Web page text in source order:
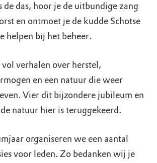
de das, hoor je de uitbundige zang
en ontmoet je de kudde Schotse
helpen bij het beheer.
verhalen over herstel,
en een natuur die weer
Vier dit bijzondere jubileum en
natuur hier is teruggekeerd.
organiseren we een aantal
voor leden. Zo bedanken wij je